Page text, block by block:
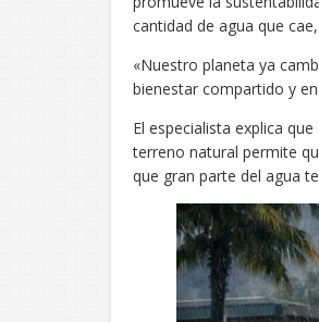
cantidad de agua que
«Nuestro planeta ya
bienestar compartido y
El especialista explica
terreno natural permite
que gran parte del agua